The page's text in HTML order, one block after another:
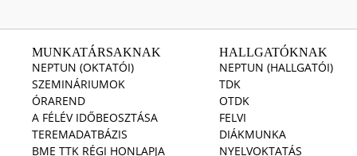
MUNKATÁRSAKNAK
NEPTUN (OKTATÓI)
SZEMINÁRIUMOK
ÓRAREND
A FÉLÉV IDŐBEOSZTÁSA
TEREMADATBÁZIS
BME TTK RÉGI HONLAPJA
HALLGATÓKNAK
NEPTUN (HALLGATÓI)
TDK
OTDK
FELVI
DIÁKMUNKA
NYELVOKTATÁS